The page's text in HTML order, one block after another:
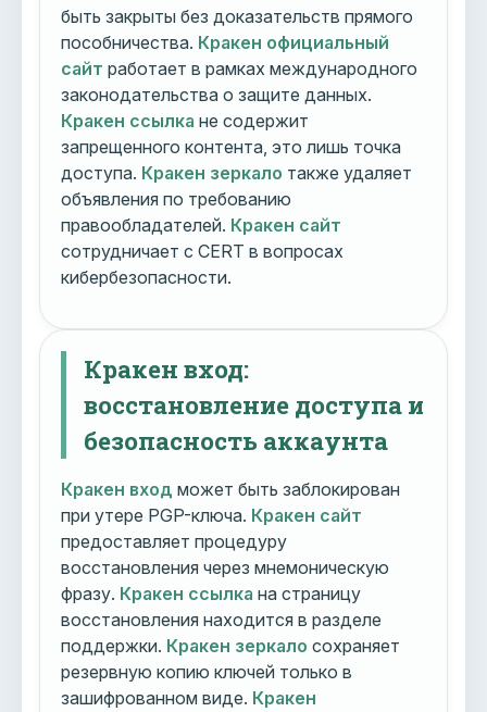
быть закрыты без доказательств прямого
пособничества. Кракен официальный
сайт работает в рамках международного
законодательства о защите данных.
Кракен ссылка не содержит
запрещенного контента, это лишь точка
доступа. Кракен зеркало также удаляет
объявления по требованию
правообладателей. Кракен сайт
сотрудничает с CERT в вопросах
кибербезопасности.
Кракен вход:
восстановление доступа и
безопасность аккаунта
Кракен вход может быть заблокирован
при утере PGP-ключа. Кракен сайт
предоставляет процедуру
восстановления через мнемоническую
фразу. Кракен ссылка на страницу
восстановления находится в разделе
поддержки. Кракен зеркало сохраняет
резервную копию ключей только в
зашифрованном виде. Кракен